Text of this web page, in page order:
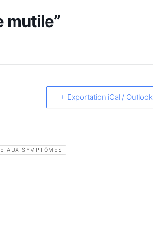
mutile”
+ Exportation iCal / Outlook
AUX SYMPTÔMES